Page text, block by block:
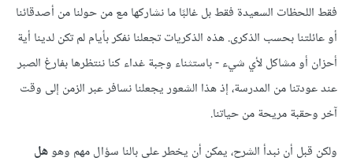
فقط اللحظات السعيدة فقط بل غالبًا ما نشاركها مع من حولنا من أصدقائنا
أو عائلتنا بحسب الذكرى. هذه الذكريات تجعلنا نفكر بأيام لم تكن لدينا أية
أحزان أو مشاكل لأي شيء - باستثناء وجبة غداء كنا ننتظرها بفارغ الصبر
عند عودتنا من المدرسة، إذ هذا الشعور يجعلنا نسافر عبر الزمن إلى وقت
آخر وحقبة مريحة من حياتنا.
ولكن قبل أن نبدأ الشرح، يمكن أن يخطر على بالنا سؤال مهم وهوهل